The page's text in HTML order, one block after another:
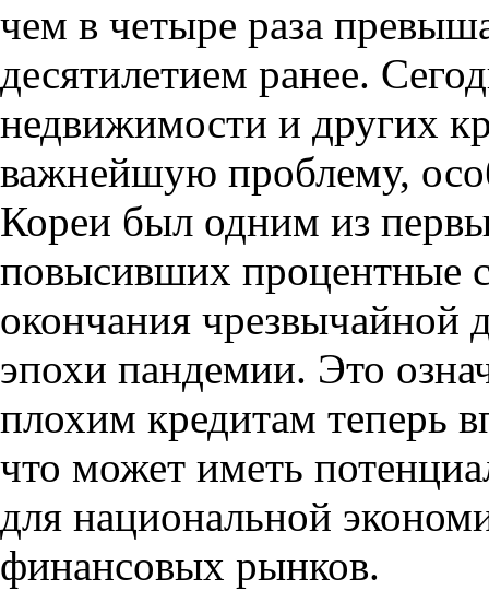
чем в четыре раза
десятилетием ранее.
недвижимости и других
важнейшую проблему,
Кореи был одним из
повысивших процентные
окончания чрезвычайной
эпохи пандемии. Это
плохим кредитам теперь
что может иметь
для национальной
финансовых рынков.